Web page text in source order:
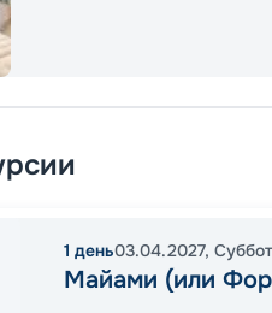
1 день03.04.2027,
Майами (или